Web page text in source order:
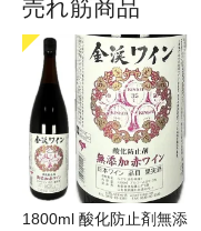
売れ筋商品
1800ml 酸化防止剤無添